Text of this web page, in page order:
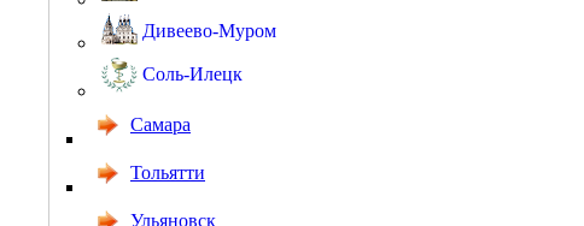
Дивеево-Муром
Соль-Илецк
Самара
Тольятти
Ульяновск